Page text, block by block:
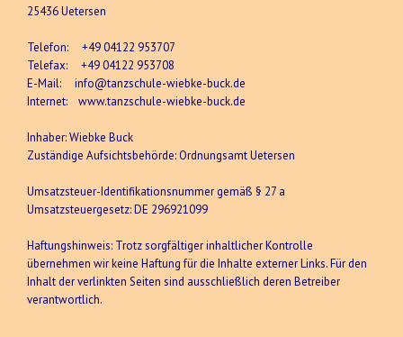
25436 Uetersen
Telefon: +49 04122 953707
Telefax: +49 04122 953708
E-Mail: info@tanzschule-wiebke-buck.de
Internet: www.tanzschule-wiebke-buck.de
Inhaber: Wiebke Buck
Zuständige Aufsichtsbehörde: Ordnungsamt Uetersen
Umsatzsteuer-Identifikationsnummer gemäß § 27 a
Umsatzsteuergesetz: DE 296921099
Haftungshinweis: Trotz sorgfältiger inhaltlicher Kontrolle
übernehmen wir keine Haftung für die Inhalte externer Links. Für den
Inhalt der verlinkten Seiten sind ausschließlich deren Betreiber
verantwortlich.